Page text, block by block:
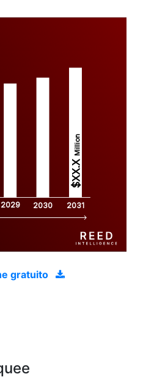
2029 2030 2031
$XX.X
Million
gratuito